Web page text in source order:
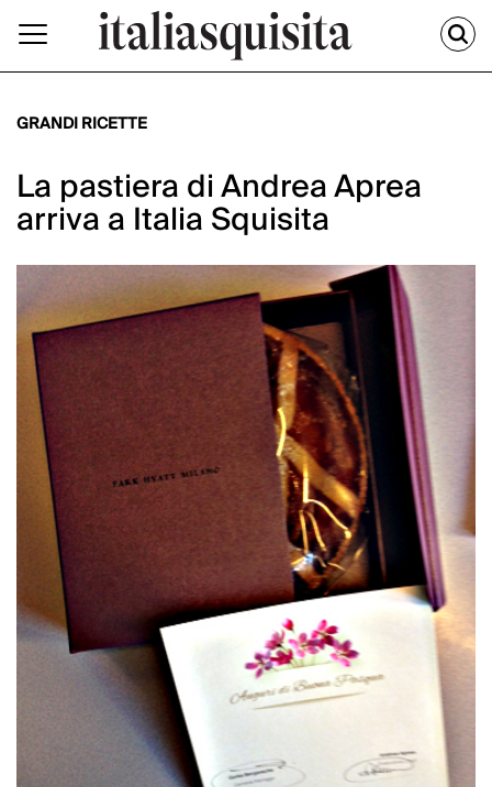
GRANDI RICETTE
La pastiera di Andrea Aprea
arriva a Italia Squisita